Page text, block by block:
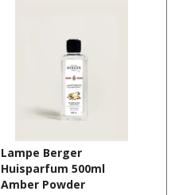
Lampe Berger
Huisparfum 500ml
Amber Powder